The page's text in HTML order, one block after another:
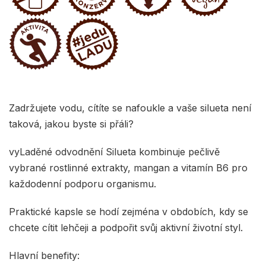
Zadržujete vodu, cítíte se nafoukle a vaše silueta není
taková, jakou byste si přáli?
vyLaděné odvodnění Silueta kombinuje pečlivě
vybrané rostlinné extrakty, mangan a vitamín B6 pro
každodenní podporu organismu.
Praktické kapsle se hodí zejména v obdobích, kdy se
chcete cítit lehčeji a podpořit svůj aktivní životní styl.
Hlavní benefity: